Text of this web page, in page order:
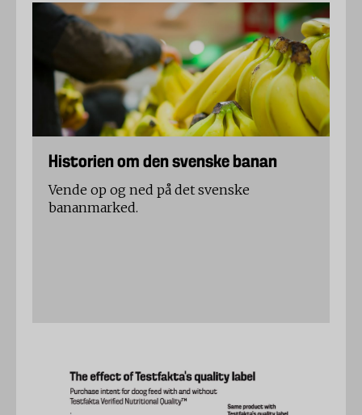
Historien om den svenske banan
Vende op og ned på det svenske
bananmarked.